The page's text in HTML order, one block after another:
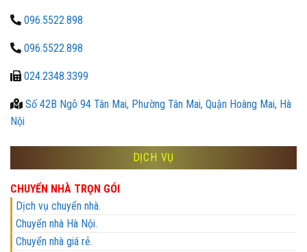
096.5522.898
096.5522.898
024.2348.3399
Số 42B Ngõ 94 Tân Mai, Phường Tân Mai, Quận Hoàng Mai, Hà
Nội
DỊCH VỤ
CHUYỂN NHÀ TRỌN GÓI
Dịch vụ chuyển nhà.
Chuyển nhà Hà Nội.
Chuyển nhà giá rẻ.